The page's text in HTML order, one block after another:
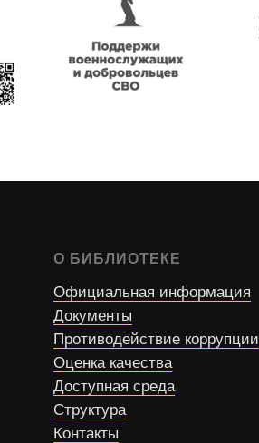
О БИБЛИОТЕКЕ
Официальная информация
Документы
Противодействие коррупции
Оценка качества
Доступная среда
Структура
Контакты